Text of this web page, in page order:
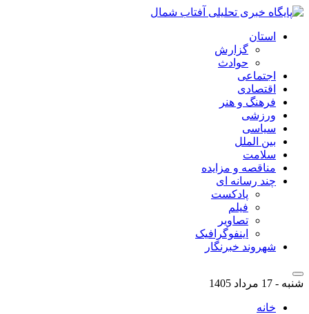
استان
گزارش
حوادث
اجتماعی
اقتصادی
فرهنگ و هنر
ورزشی
سیاسی
بین الملل
سلامت
مناقصه و مزایده
چند رسانه ای
پادکست
فیلم
تصاویر
اینفوگرافیک
شهروند خبرنگار
شنبه - 17 مرداد 1405
خانه